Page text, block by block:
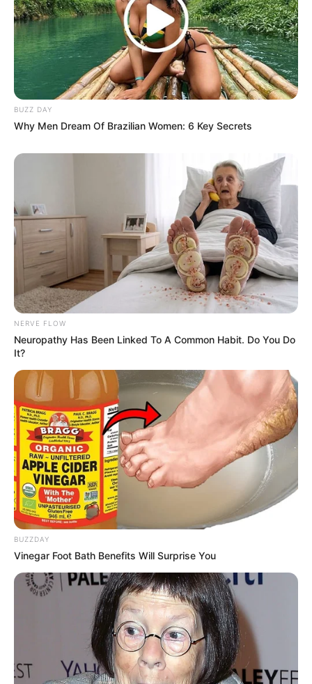
TAGS FILM HERA HILMAR HUGO WEAVING JIHAE
LEILA GEORGE
MORTAL ENGINES
PATRICK MALAHIDE ROBERT SHEEHAN
RONAN RAFTERY
STEPHEN LANG
BUZZ DAY
Why Men Dream Of Brazilian Women: 6 Key Secrets
NERVE FLOW
Neuropathy Has Been Linked To A Common Habit. Do You Do
It?
BUZZDAY
Vinegar Foot Bath Benefits Will Surprise You